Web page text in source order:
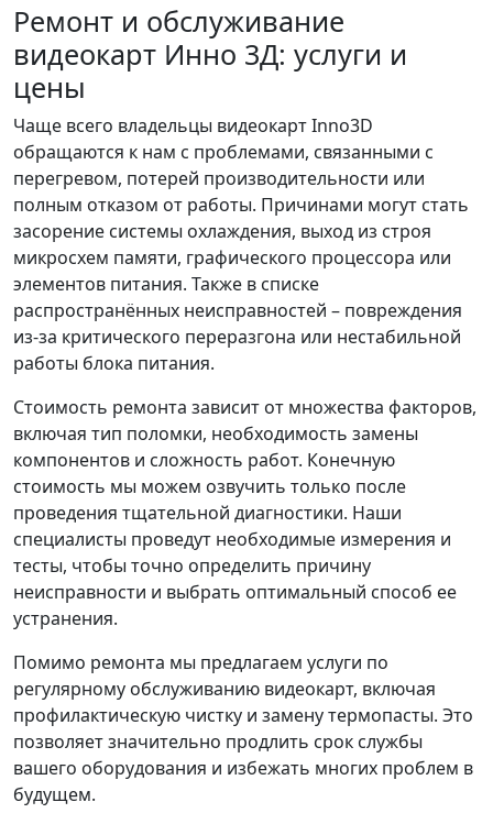
Ремонт и обслуживание
видеокарт Инно 3Д: услуги и
цены
Чаще всего владельцы видеокарт Inno3D
обращаются к нам с проблемами, связанными с
перегревом, потерей производительности или
полным отказом от работы. Причинами могут стать
засорение системы охлаждения, выход из строя
микросхем памяти, графического процессора или
элементов питания. Также в списке
распространённых неисправностей – повреждения
из-за критического переразгона или нестабильной
работы блока питания.
Стоимость ремонта зависит от множества факторов,
включая тип поломки, необходимость замены
компонентов и сложность работ. Конечную
стоимость мы можем озвучить только после
проведения тщательной диагностики. Наши
специалисты проведут необходимые измерения и
тесты, чтобы точно определить причину
неисправности и выбрать оптимальный способ ее
устранения.
Помимо ремонта мы предлагаем услуги по
регулярному обслуживанию видеокарт, включая
профилактическую чистку и замену термопасты. Это
позволяет значительно продлить срок службы
вашего оборудования и избежать многих проблем в
будущем.